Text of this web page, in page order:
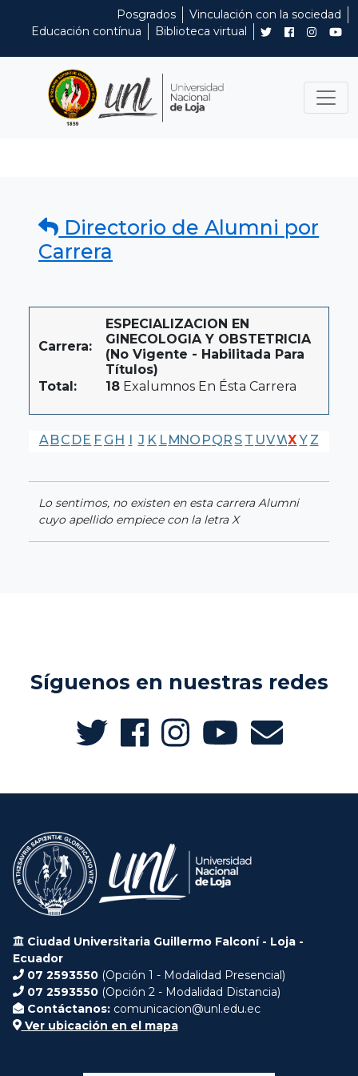
Posgrados
Vinculación con la sociedad
Educación contínua
Biblioteca virtual
Directorio de Alumni por
Carrera
Carrera:
ESPECIALIZACION EN
GINECOLOGIA Y OBSTETRICIA
(No Vigente - Habilitada Para
Títulos)
Total:
18 Exalumnos En Ésta Carrera
A BC DE F G H I J K LMNO PQR S T UVWXY Z
Lo sentimos, no existen en esta carrera Alumni
cuyo apellido empiece con la letra X
Síguenos en nuestras redes
Ciudad Universitaria Guillermo Falconí - Loja -
Ecuador
07 2593550 (Opción 1 - Modalidad Presencial)
07 2593550 (Opción 2 - Modalidad Distancia)
Contáctanos: comunicacion@unl.edu.ec
Ver ubicación en el mapa